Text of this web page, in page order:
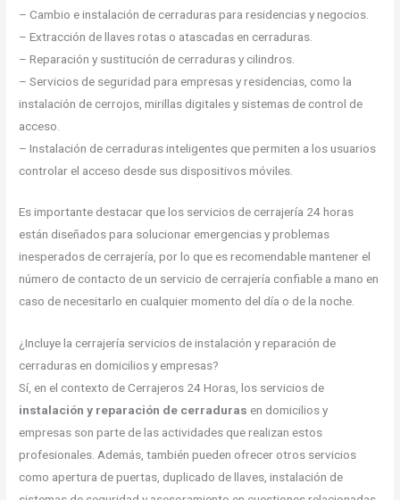
– Cambio e instalación de cerraduras para residencias y negocios.
– Extracción de llaves rotas o atascadas en cerraduras.
– Reparación y sustitución de cerraduras y cilindros.
– Servicios de seguridad para empresas y residencias, como la
instalación de cerrojos, mirillas digitales y sistemas de control de
acceso.
– Instalación de cerraduras inteligentes que permiten a los usuarios
controlar el acceso desde sus dispositivos móviles.
Es importante destacar que los servicios de cerrajería 24 horas
están diseñados para solucionar emergencias y problemas
inesperados de cerrajería, por lo que es recomendable mantener el
número de contacto de un servicio de cerrajería confiable a mano en
caso de necesitarlo en cualquier momento del día o de la noche.
¿Incluye la cerrajería servicios de instalación y reparación de
cerraduras en domicilios y empresas?
Sí, en el contexto de Cerrajeros 24 Horas, los servicios de
instalación y reparación de cerraduras en domicilios y
empresas son parte de las actividades que realizan estos
profesionales. Además, también pueden ofrecer otros servicios
como apertura de puertas, duplicado de llaves, instalación de